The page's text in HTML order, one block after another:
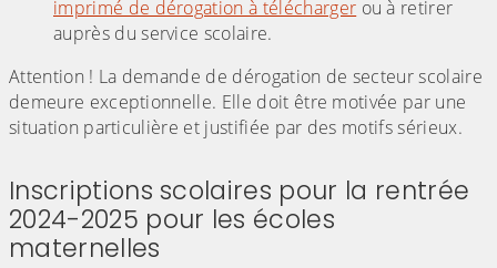
imprimé de dérogation à télécharger ou à retirer
auprès du service scolaire.
Attention ! La demande de dérogation de secteur scolaire
demeure exceptionnelle. Elle doit être motivée par une
situation particulière et justifiée par des motifs sérieux.
Inscriptions scolaires pour la rentrée
2024-2025 pour les écoles
maternelles